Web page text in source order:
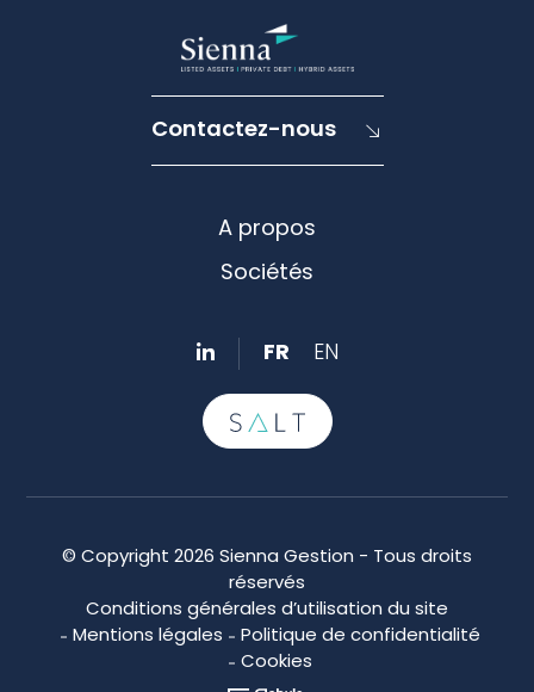
Contactez-nous
A propos
Sociétés
FR EN
© Copyright 2026 Sienna Gestion - Tous droits
réservés
Conditions générales d’utilisation du site
Mentions légales
Politique de confidentialité
Cookies